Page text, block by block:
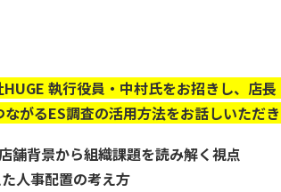
執行役員・中村氏をお招きし、店
がるES調査の活用方法をお話しいただき
舗背景から組織課題を読み解く視点
人事配置の考え方